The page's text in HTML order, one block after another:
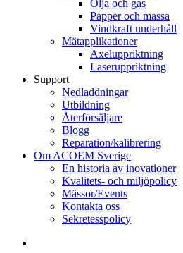
Olja och gas
Papper och massa
Vindkraft underhåll
Mätapplikationer
Axeluppriktning
Laseruppriktning
Support
Nedladdningar
Utbildning
Återförsäljare
Blogg
Reparation/kalibrering
Om ACOEM Sverige
En historia av inovationer
Kvalitets- och miljöpolicy
Mässor/Events
Kontakta oss
Sekretesspolicy